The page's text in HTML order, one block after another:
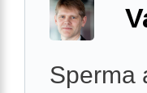
Sperma